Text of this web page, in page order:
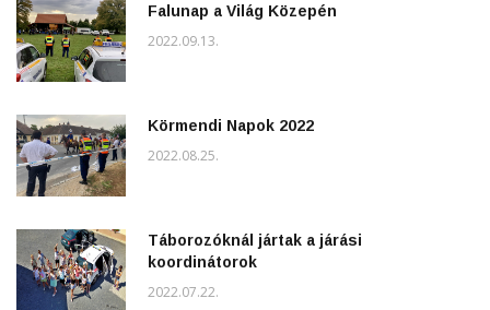
Falunap a Világ Közepén
2022.09.13.
Körmendi Napok 2022
2022.08.25.
Táborozóknál jártak a járási
koordinátorok
2022.07.22.